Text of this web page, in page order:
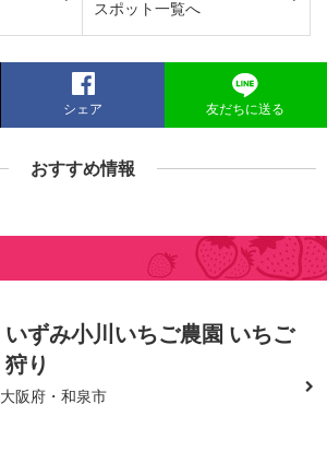
スポット一覧へ
シェア 友だちに送る
おすすめ情報
いずみ小川いちご農園 いちご
狩り
大阪府・和泉市